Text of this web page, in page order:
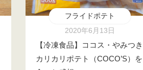
フライドポテト
2020年6月13日
【冷凍食品】ココス・やみつき
カリカリポテト（COCO’S）を